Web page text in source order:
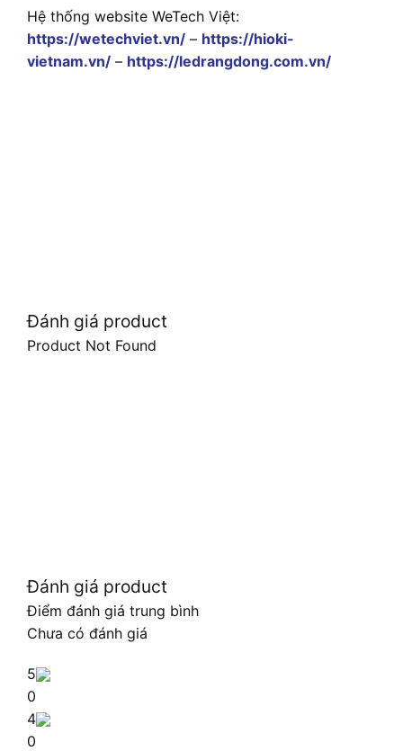
Hệ thống website WeTech Việt:
https://wetechviet.vn/ – https://hioki-
vietnam.vn/ – https://ledrangdong.com.vn/
Đánh giá product
Product Not Found
Đánh giá product
Điểm đánh giá trung bình
Chưa có đánh giá
5
0
4
0